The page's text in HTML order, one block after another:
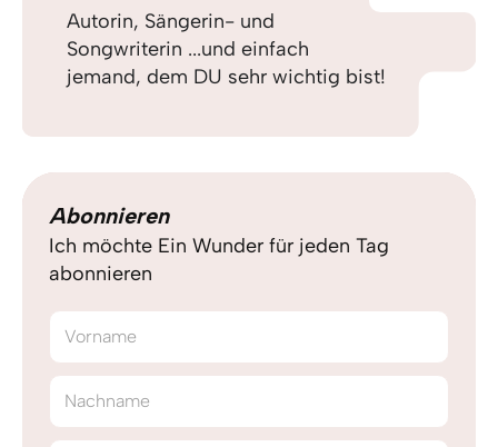
Autorin, Sängerin- und
Songwriterin ...und einfach
jemand, dem DU sehr wichtig bist!
Abonnieren
Ich möchte Ein Wunder für jeden Tag
abonnieren
Vorname
Nachname